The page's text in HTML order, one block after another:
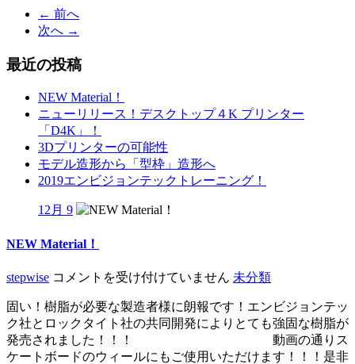
ビ
← 前へ
次へ →
最近の投稿
NEW Material！
ニューリリース！デスクトップ４K プリンター
「D4K」！
3Dプリンターの可能性
モデル造形から「型枠」造形へ
2019エンビジョンテックトレーニング！
12月 9
NEW Material！
stepwise NEW
は
コメントを受け付けていません 未分類
固い！樹脂が必要な製造者様に朗報です！エンビジョンテッ
ク社とロックタイト社の共同開発によりとても強固な樹脂が
発売されました！！！ 動画の通りス
ケートボードのウィールにもご使用いただけます！！！是非